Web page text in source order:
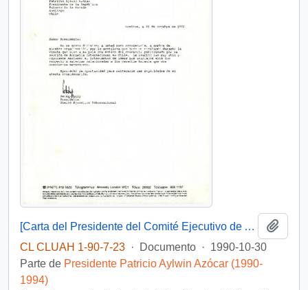
[Carta del Presidente del Comité Ejecutivo de Amnistía Internacional dirigida al Presidente Patricio Aylwin]
CL CLUAH 1-90-7-23 · Documento · 1990-10-30
Parte de Presidente Patricio Aylwin Azócar (1990-
1994)